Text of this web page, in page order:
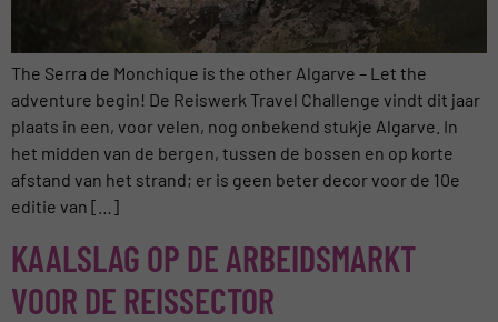
The Serra de Monchique is the other Algarve – Let the
adventure begin! De Reiswerk Travel Challenge vindt dit jaar
plaats in een, voor velen, nog onbekend stukje Algarve. In
het midden van de bergen, tussen de bossen en op korte
afstand van het strand; er is geen beter decor voor de 10e
editie van […]
KAALSLAG OP DE ARBEIDSMARKT
VOOR DE REISSECTOR